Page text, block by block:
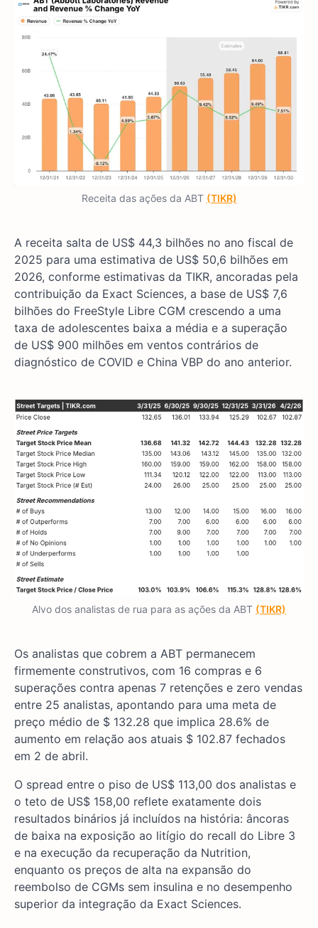
Receita das ações da ABT (TIKR)
A receita salta de US$ 44,3 bilhões no ano fiscal de
2025 para uma estimativa de US$ 50,6 bilhões em
2026, conforme estimativas da TIKR, ancoradas pela
contribuição da Exact Sciences, a base de US$ 7,6
bilhões do FreeStyle Libre CGM crescendo a uma
taxa de adolescentes baixa a média e a superação
de US$ 900 milhões em ventos contrários de
diagnóstico de COVID e China VBP do ano anterior.
Alvo dos analistas de rua para as ações da ABT (TIKR)
Os analistas que cobrem a ABT permanecem
firmemente construtivos, com 16 compras e 6
superações contra apenas 7 retenções e zero vendas
entre 25 analistas, apontando para uma meta de
preço médio de $ 132.28 que implica 28.6% de
aumento em relação aos atuais $ 102.87 fechados
em 2 de abril.
O spread entre o piso de US$ 113,00 dos analistas e
o teto de US$ 158,00 reflete exatamente dois
resultados binários já incluídos na história: âncoras
de baixa na exposição ao litígio do recall do Libre 3
e na execução da recuperação da Nutrition,
enquanto os preços de alta na expansão do
reembolso de CGMs sem insulina e no desempenho
superior da integração da Exact Sciences.